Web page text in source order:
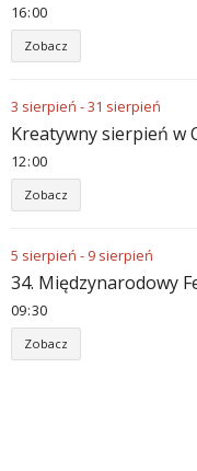
16:00
Zobacz
3 sierpień -31 sierpień
Kreatywny sierpień w
12:00
Zobacz
5 sierpień - 9 sierpień
34. Międzynarodowy
09:30
Zobacz